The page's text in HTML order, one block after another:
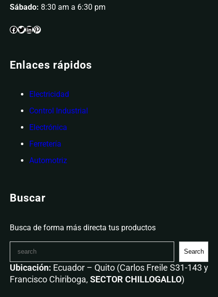
Sábado: 8:30 am a 6:30 pm
Enlaces rápidos
Electricidad
Control Industrial
Electrónica
Ferretería
Automotriz
Buscar
Busca de forma más directa tus productos
Search
Ubicación: Ecuador – Quito (Carlos Freile S31-143 y
Francisco Chiriboga, SECTOR CHILLOGALLO)